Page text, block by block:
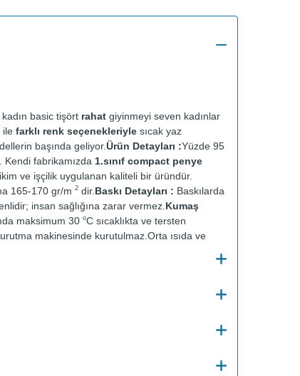
basic tişört rahat giyinmeyi seven kadınlar
ile farklı renk seçenekleriyle sıcak yaz
başında geliyor.Ürün Detayları :Yüzde 95
fabrikamızda 1.sınıf compact penye
ve işçilik uygulanan kaliteli bir üründür.
165-170 gr/m 2 dir. Baskı Detayları : Baskılarda
insan sağlığına zarar vermez. Kumaş
maksimum 30 oC sıcaklıkta ve tersten
makinesinde kurutulmaz. Orta ısıda ve